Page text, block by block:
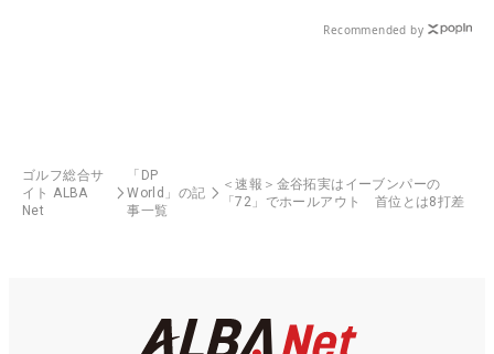
Recommended by
ゴルフ総合サ
イト ALBA
Net
「DP
World」の記
事一覧
＜速報＞金谷拓実はイーブンパーの
「72」でホールアウト 首位とは8打差